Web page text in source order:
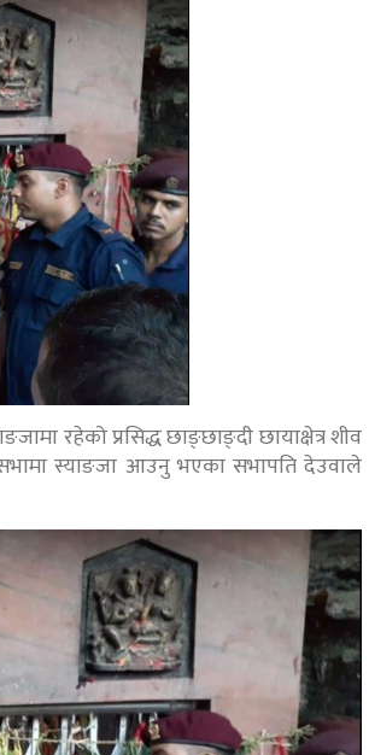
रहेको प्रसिद्ध छाङ्छाङ्दी छायाक्षेत्र शीव
स्याङजा आउनु भएका सभापति देउवाले